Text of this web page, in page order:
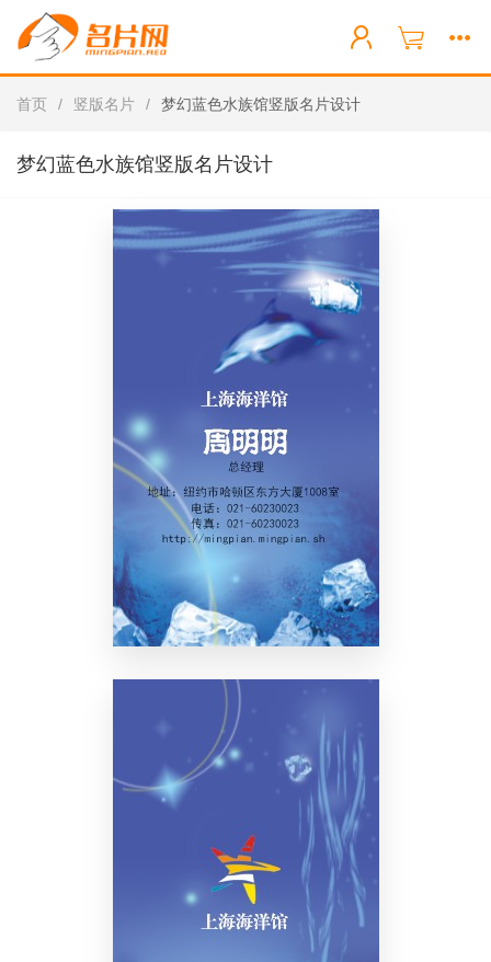
首页 / 竖版名片 / 梦幻蓝色水族馆竖版名片设计
梦幻蓝色水族馆竖版名片设计